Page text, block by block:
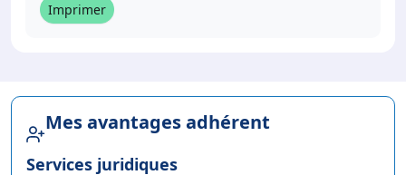
Imprimer
Mes avantages adhérent
Services juridiques